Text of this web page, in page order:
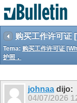
Tema: 购买工作许可证
护照，
johnaa dijo:
04/07/2026